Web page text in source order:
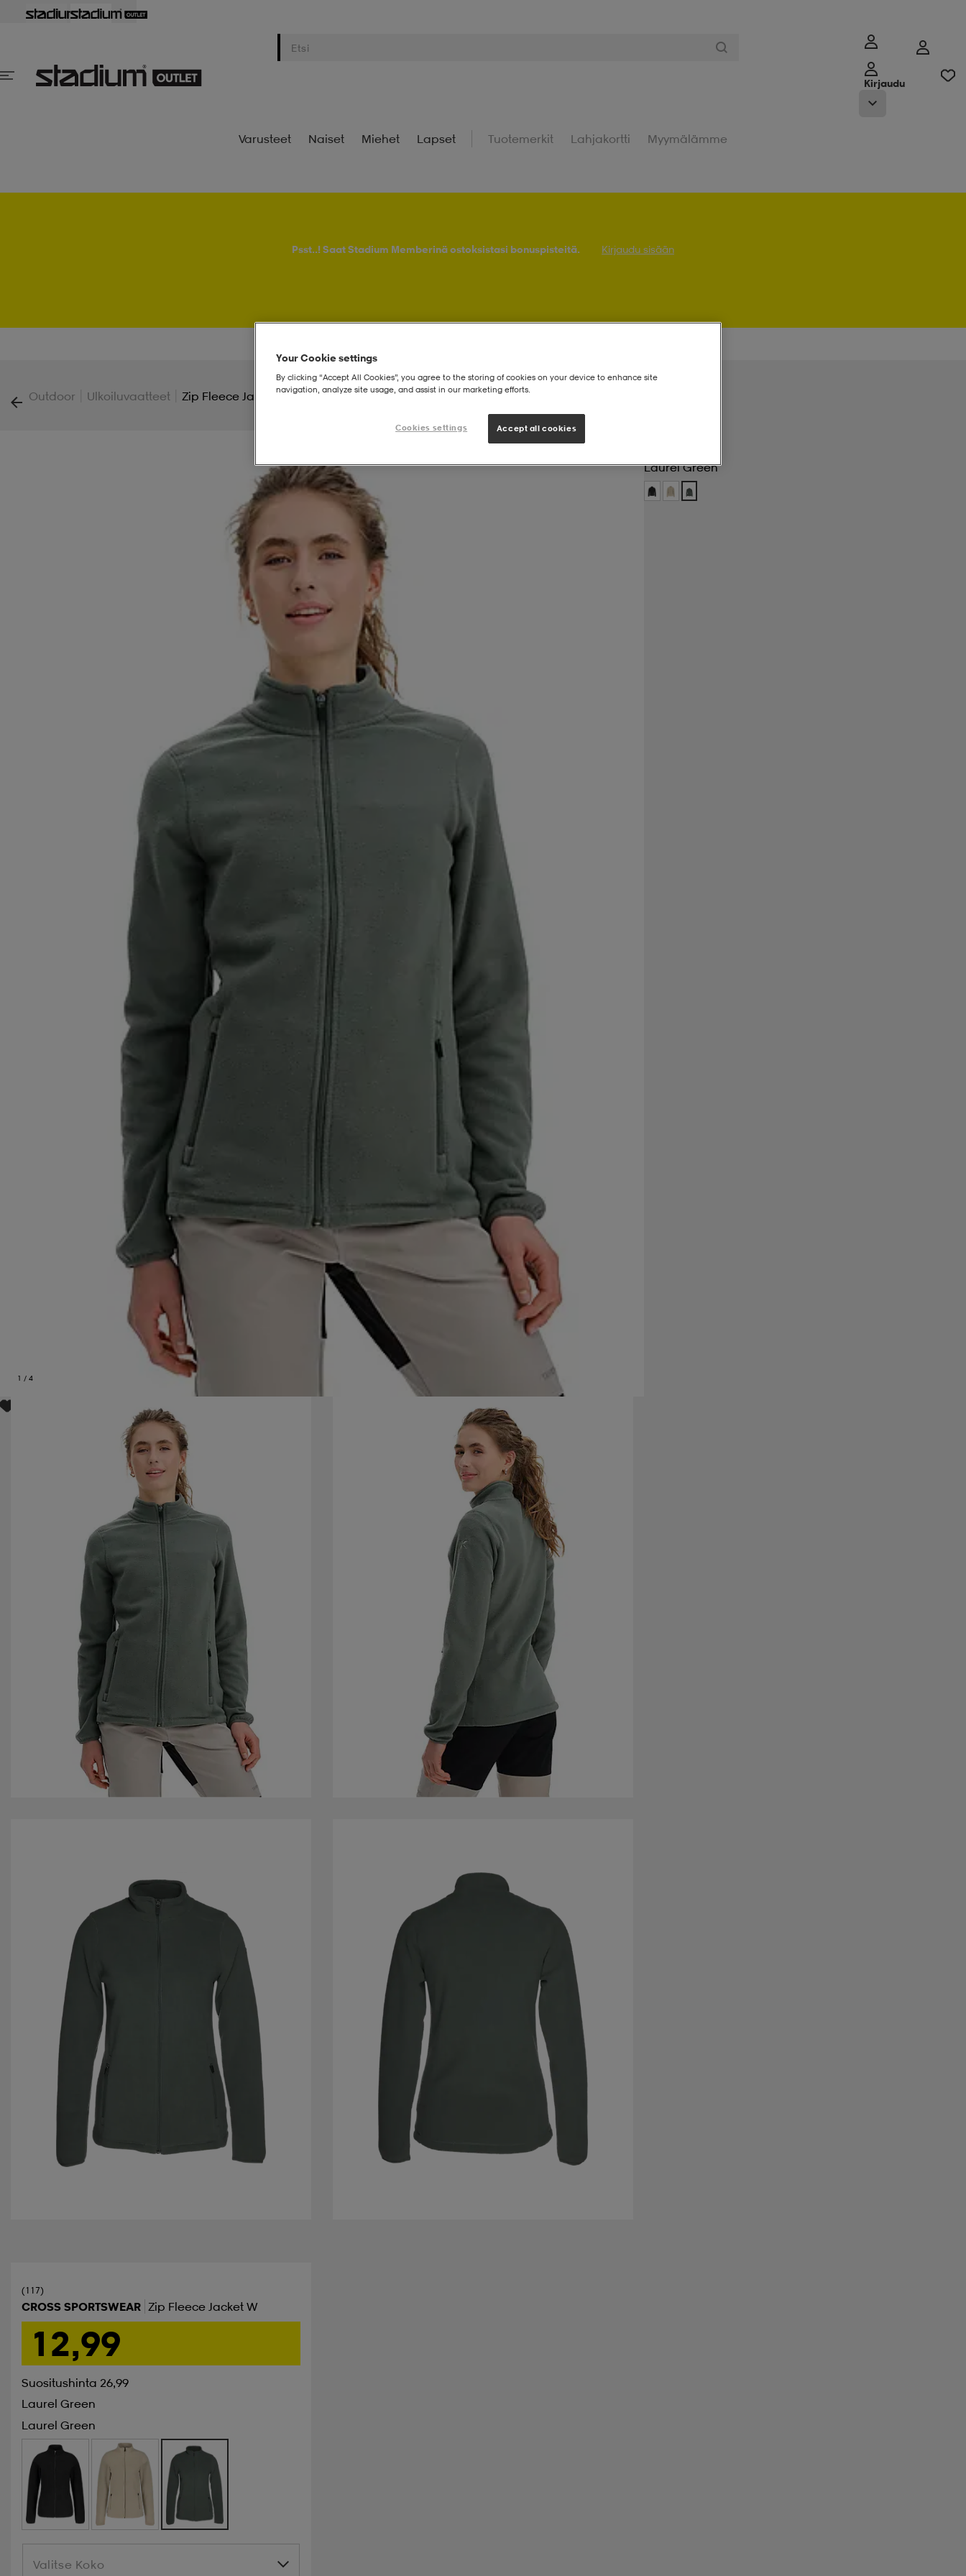
Kirjaudu
Varusteet Naiset Miehet Lapset Tuotemerkit Lahjakortti Myymälämme
Psst..! Saat Stadium Memberinä ostoksistasi bonuspisteitä. Kirjaudu sisään
Outdoor Ulkoiluvaatteet Zip Fleece Jacket W
1 / 4
Laurel Green
(117)
CROSS SPORTSWEAR Zip Fleece Jacket W
12,99
Suositushinta 26,99
Laurel Green
Laurel Green
Valitse Koko
Valitse Koko
Your Cookie settings
By clicking “Accept All Cookies”, you agree to the storing of cookies on your device to enhance site
navigation, analyze site usage, and assist in our marketing efforts.
Cookies settings Accept all cookies